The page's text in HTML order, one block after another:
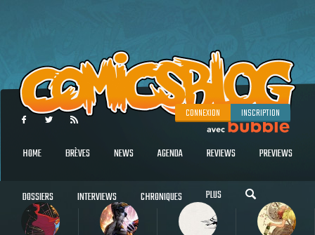
CONNEXION INSCRIPTION
HOME BRÈVES NEWS AGENDA REVIEWS PREVIEWS
DOSSIERS INTERVIEWS CHRONIQUES PLUS